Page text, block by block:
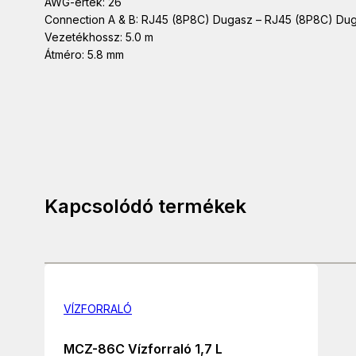
Connection A & B: RJ45 (8P8C) Dugasz – RJ45 (8P8C)
Vezetékhossz: 5.0 m
Átméro: 5.8 mm
Kapcsolódó termékek
VÍZFORRALÓ
MCZ-86C Vízforraló 1,7 L